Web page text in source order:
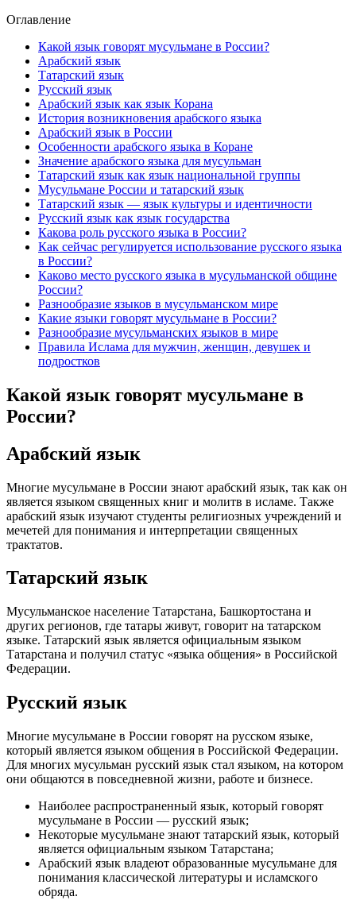
Оглавление
Какой язык говорят мусульмане в России?
Арабский язык
Татарский язык
Русский язык
Арабский язык как язык Корана
История возникновения арабского языка
Арабский язык в России
Особенности арабского языка в Коране
Значение арабского языка для мусульман
Татарский язык как язык национальной группы
Мусульмане России и татарский язык
Татарский язык — язык культуры и идентичности
Русский язык как язык государства
Какова роль русского языка в России?
Как сейчас регулируется использование русского языка
в России?
Каково место русского языка в мусульманской общине
России?
Разнообразие языков в мусульманском мире
Какие языки говорят мусульмане в России?
Разнообразие мусульманских языков в мире
Правила Ислама для мужчин, женщин, девушек и
подростков
Какой язык говорят мусульмане в
России?
Арабский язык
Многие мусульмане в России знают арабский язык, так как он
является языком священных книг и молитв в исламе. Также
арабский язык изучают студенты религиозных учреждений и
мечетей для понимания и интерпретации священных
трактатов.
Татарский язык
Мусульманское население Татарстана, Башкортостана и
других регионов, где татары живут, говорит на татарском
языке. Татарский язык является официальным языком
Татарстана и получил статус «языка общения» в Российской
Федерации.
Русский язык
Многие мусульмане в России говорят на русском языке,
который является языком общения в Российской Федерации.
Для многих мусульман русский язык стал языком, на котором
они общаются в повседневной жизни, работе и бизнесе.
Наиболее распространенный язык, который говорят
мусульмане в России — русский язык;
Некоторые мусульмане знают татарский язык, который
является официальным языком Татарстана;
Арабский язык владеют образованные мусульмане для
понимания классической литературы и исламского
обряда.